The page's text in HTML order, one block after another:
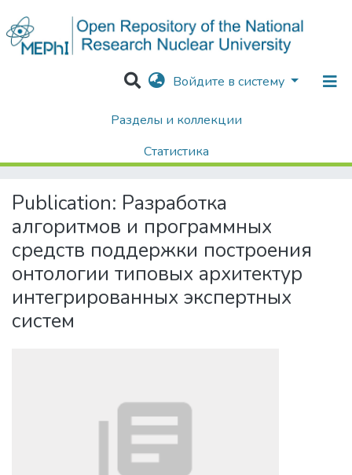
Войдите в систему
Разделы и коллекции
Статистика
Диссертации / Выпускные квалификационные работы
Разработка алгоритмов и программных средств поддержки построения онтологии типовых архитектур интегрированных экспертных систем
Publication: Разработка
алгоритмов и программных
средств поддержки построения
онтологии типовых архитектур
интегрированных экспертных
систем